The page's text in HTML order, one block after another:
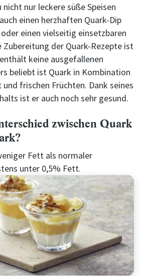
nur leckere süße Speisen
einen herzhaften Quark-Dip
einen vielseitig einsetzbaren
Zubereitung der Quark-Rezepte ist
keine ausgefallenen
beliebt ist Quark in Kombination
frischen Früchten. Dank seines
ist er auch noch sehr gesund.
zwischen Quark
Fett als normaler
unter 0,5% Fett.